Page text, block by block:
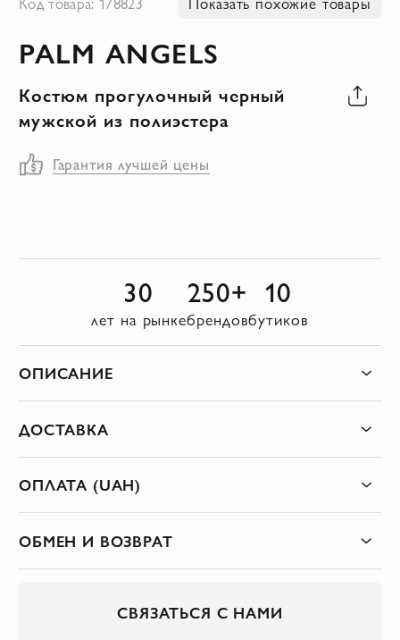
началу
изображений
PALM ANGELS
Костюм прогулочный черный
мужской из полиэстера
Гарантия лучшей цены
30
лет на рынке
250+
брендов
10
бутиков
ОПИСАНИЕ
ДОСТАВКА
ОПЛАТА (UAH)
ОБМЕН И ВОЗВРАТ
СВЯЗАТЬСЯ С НАМИ